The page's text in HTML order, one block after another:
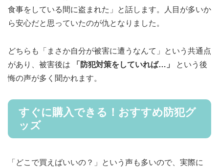
食事をしている間に盗まれた」と話します。人目が多いか
ら安心だと思っていたのが仇となりました。
どちらも「まさか自分が被害に遭うなんて」という共通点
があり、被害後は
「防犯対策をしていれば…」
という後
悔の声が多く聞かれます。
すぐに購入できる！おすすめ防犯グ
ッズ
「どこで買えばいいの？」という声も多いので、実際に